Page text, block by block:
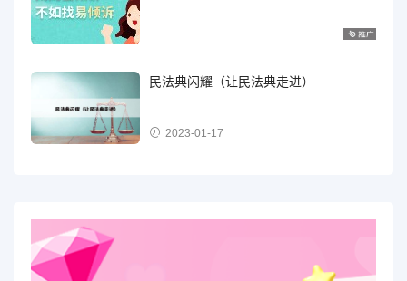
民法典闪耀（让民法典走进）
2023-01-17